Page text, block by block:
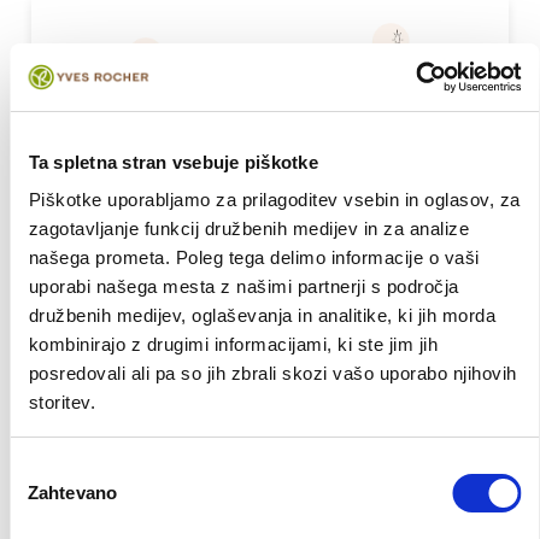
Ta spletna stran vsebuje piškotke
Piškotke uporabljamo za prilagoditev vsebin in oglasov, za
zagotavljanje funkcij družbenih medijev in za analize
našega prometa. Poleg tega delimo informacije o vaši
uporabi našega mesta z našimi partnerji s področja
družbenih medijev, oglaševanja in analitike, ki jih morda
kombinirajo z drugimi informacijami, ki ste jim jih
posredovali ali pa so jih zbrali skozi vašo uporabo njihovih
storitev.
soglasja
Zahtevano
Pridelano na
naših ekoloških
Pretvorjeno v
ekološko
oblikovane
izdelke
Poglejveč
ANTI-AGE NEGA
NEGA USTNIC